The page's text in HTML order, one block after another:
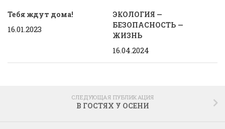
Тебя ждут дома!
16.01.2023
ЭКОЛОГИЯ —
БЕЗОПАСНОСТЬ —
ЖИЗНЬ
16.04.2024
СЛЕДУЮЩАЯ ПУБЛИКАЦИЯ
В ГОСТЯХ У ОСЕНИ